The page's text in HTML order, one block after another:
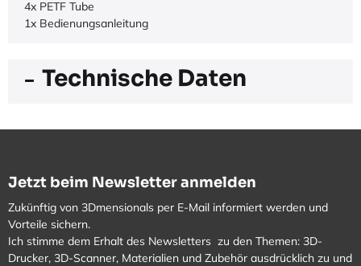
4x PETF Tube
1x Bedienungsanleitung
Technische Daten
Jetzt beim Newsletter anmelden
Zukünftig von 3Dmensionals per E-Mail informiert werden und
Vorteile sichern.
Ich stimme dem Erhalt des Newsletters zu den Themen: 3D-
Drucker, 3D-Scanner, Materialien und Zubehör ausdrücklich zu und